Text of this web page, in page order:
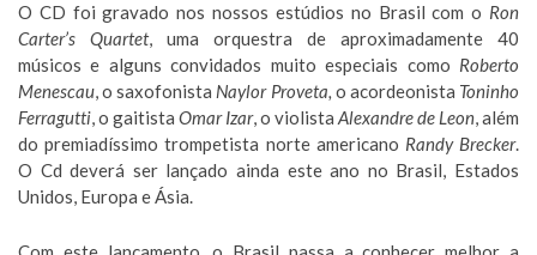
O CD foi gravado nos nossos estúdios no Brasil com o Ron
Carter’s Quartet, uma orquestra de aproximadamente 40
músicos e alguns convidados muito especiais como Roberto
Menescau, o saxofonista Naylor Proveta, o acordeonista Toninho
Ferragutti, o gaitista Omar Izar, o violista Alexandre de Leon, além
do premiadíssimo trompetista norte americano Randy Brecker.
O Cd deverá ser lançado ainda este ano no Brasil, Estados
Unidos, Europa e Ásia.